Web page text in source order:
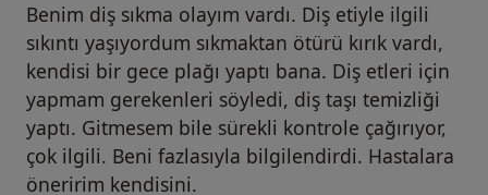
Benim diş sıkma olayım vardı. Diş etiyle ilgili
sıkıntı yaşıyordum sıkmaktan ötürü kırık vardı,
kendisi bir gece plağı yaptı bana. Diş etleri için
yapmam gerekenleri söyledi, diş taşı temizliği
yaptı. Gitmesem bile sürekli kontrole çağırıyor,
çok ilgili. Beni fazlasıyla bilgilendirdi. Hastalara
öneririm kendisini.